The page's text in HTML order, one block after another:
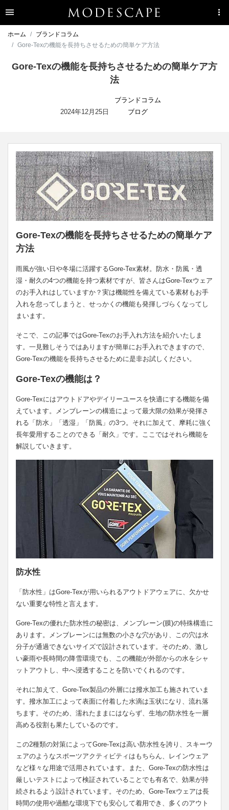
ホーム
ブランドコラム
Gore-Texの機能を長持ちさせるための簡単ケア方法
Gore-Texの機能を長持ちさせるための簡単ケア方
法
2024年12月25日
ブランドコラム
ブログ
Gore-Texの機能を長持ちさせるための簡単ケア
方法
雨風が強い日や冬場に活躍するGore-Tex素材。防水・防風・透
湿・耐久の4つの機能を持つ素材ですが、皆さんはGore-Texウェア
のお手入れはしていますか？実は機能性を備えている素材もお手
入れを怠ってしまうと、せっかくの機能も発揮しづらくなってし
まいます。
そこで、この記事ではGore-Texのお手入れ方法を紹介いたしま
す。一見難しそうではありますが簡単にお手入れできますので、
Gore-Texの機能を長持ちさせるために是非お試しください。
Gore-Texの機能は？
Gore-Texにはアウトドアやデイリーユースを快適にする機能を備
えています。メンブレーンの構造によって最大限の効果が発揮さ
れる「防水」「透湿」「防風」の3つ。それに加えて、摩耗に強く
長年愛用することのできる「耐久」です。ここではそれら機能を
解説していきます。
防水性
「防水性」はGore-Texが用いられるアウトドアウェアに、欠かせ
ない重要な特性と言えます。
Gore-Texの優れた防水性の秘密は、メンブレーン(膜)の特殊構造に
あります。メンブレーンには無数の小さな穴があり、この穴は水
分子が通過できないサイズで設計されています。そのため、激し
い豪雨や長時間の降雪環境でも、この機能が外部からの水をシャ
ットアウトし、中へ浸透することを防いでくれるのです。
それに加えて、Gore-Tex製品の外層には撥水加工も施されていま
す。撥水加工によって表面に付着した水滴は玉状になり、流れ落
ちます。そのため、濡れたままにはならず、生地の防水性を一層
高める役割も果たしているのです。
この2種類の対策によってGore-Texは高い防水性を誇り、スキーウ
ェアのようなスポーツアクティビティはもちらん、レインウェア
など様々な用途で活用されています。また、Gore-Texの防水性は
厳しいテストによって検証されていることでも有名で、効果が持
続されるよう設計されています。そのため、Gore-Texウェアは長
時間の使用や過酷な環境下でも安心して着用でき、多くのアウト